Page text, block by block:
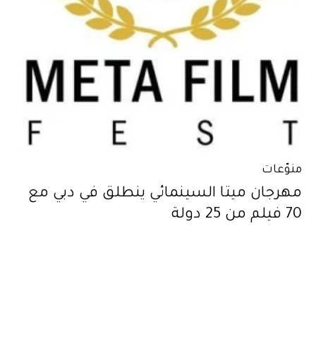
منوّعات
مهرجان ميتا السينمائي ينطلق في دبي مع
70 فيلم من 25 دولة